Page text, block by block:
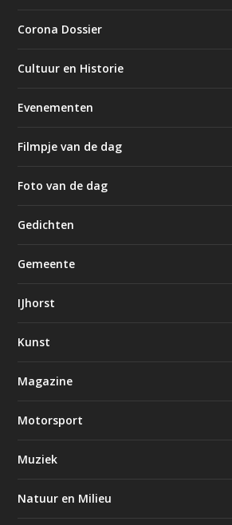
Corona Dossier
Cultuur en Historie
Evenementen
Filmpje van de dag
Foto van de dag
Gedichten
Gemeente
IJhorst
Kunst
Magazine
Motorsport
Muziek
Natuur en Milieu